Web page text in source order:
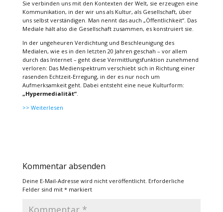
Sie verbinden uns mit den Kontexten der Welt, sie erzeugen eine
Kommunikation, in der wir uns als Kultur, als Gesellschaft, über
uns selbst verständigen. Man nennt das auch „Öffentlichkeit“. Das
Mediale hält also die Gesellschaft zusammen, es konstruiert sie.
In der ungeheuren Verdichtung und Beschleunigung des
Medialen, wie es in den letzten 20 Jahren geschah – vor allem
durch das Internet – geht diese Vermittlungsfunktion zunehmend
verloren: Das Medienspektrum verschiebt sich in Richtung einer
rasenden Echtzeit-Erregung, in der es nur noch um
Aufmerksamkeit geht. Dabei entsteht eine neue Kulturform:
„Hypermedialität“.
>> Weiterlesen
Kommentar absenden
Deine E-Mail-Adresse wird nicht veröffentlicht. Erforderliche
Felder sind mit *markiert